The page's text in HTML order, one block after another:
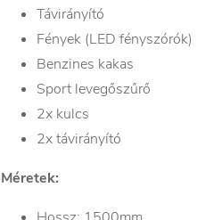
Távirányító
Fények (LED fényszórók)
Benzines kakas
Sport levegőszűrő
2x kulcs
2x távirányító
Méretek: